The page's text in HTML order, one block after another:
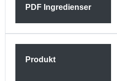
PDF Ingredienser
Produkt